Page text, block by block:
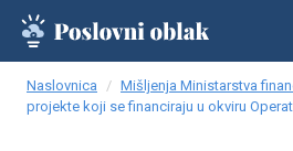
Naslovnica Mišljenja Ministarstva
projekte koji se financiraju u okviru